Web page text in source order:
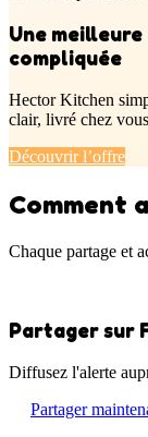
Une
compliquée
Hector Kitchen
clair, livré chez
Découvrir l’offre
Comment
Chaque partage et
Partager sur
Diffusez l'alerte
Partager